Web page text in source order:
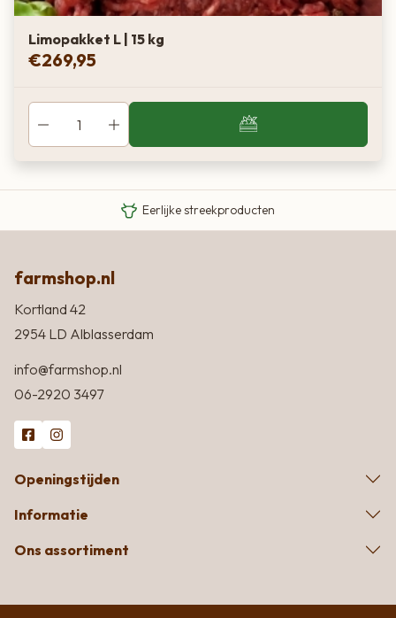
Limopakket L | 15 kg
€269,95
Eigen Limousin runderen
Eerlijke streekproducten
farmshop.nl
Kortland 42
2954 LD Alblasserdam
info@farmshop.nl
06-2920 3497
Openingstijden
Informatie
Ons assortiment